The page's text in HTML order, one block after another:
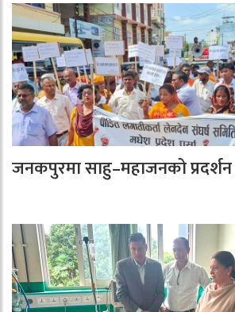
जनकपुरमा साहु–महाजनको प्रदर्शन